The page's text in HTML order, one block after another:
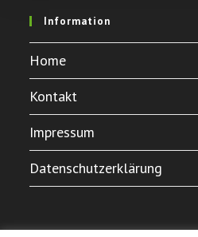
Information
Home
Kontakt
Impressum
Datenschutzerklärung